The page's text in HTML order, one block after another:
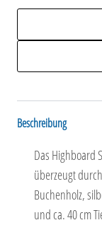
Beschreibung
Das Highboard
überzeugt
Buchenholz,
und ca. 40 cm